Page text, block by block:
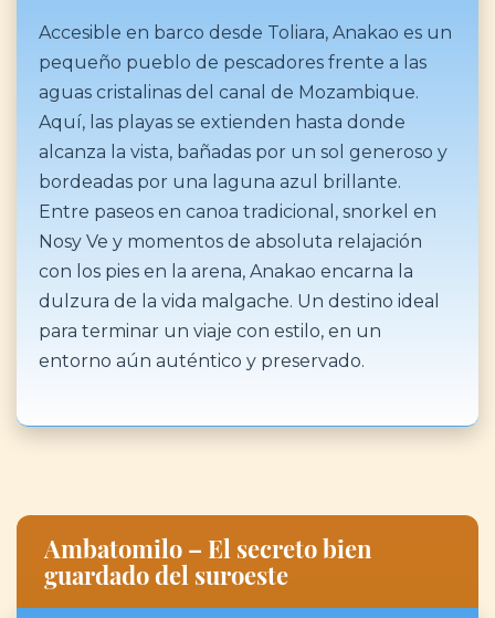
Accesible en barco desde Toliara, Anakao es un
pequeño pueblo de pescadores frente a las
aguas cristalinas del canal de Mozambique.
Aquí, las playas se extienden hasta donde
alcanza la vista, bañadas por un sol generoso y
bordeadas por una laguna azul brillante.
Entre paseos en canoa tradicional, snorkel en
Nosy Ve y momentos de absoluta relajación
con los pies en la arena, Anakao encarna la
dulzura de la vida malgache. Un destino ideal
para terminar un viaje con estilo, en un
entorno aún auténtico y preservado.
Ambatomilo – El secreto bien
guardado del suroeste